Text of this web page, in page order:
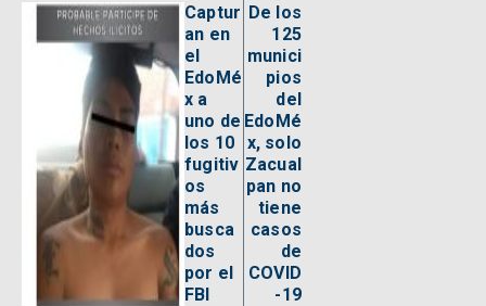
Captur
an en
el
EdoMé
x a
uno de
los 10
fugitiv
os
más
busca
dos
por el
FBI
De los
125
munici
pios
del
EdoMé
x, solo
Zacual
pan no
tiene
casos
de
COVID
-19